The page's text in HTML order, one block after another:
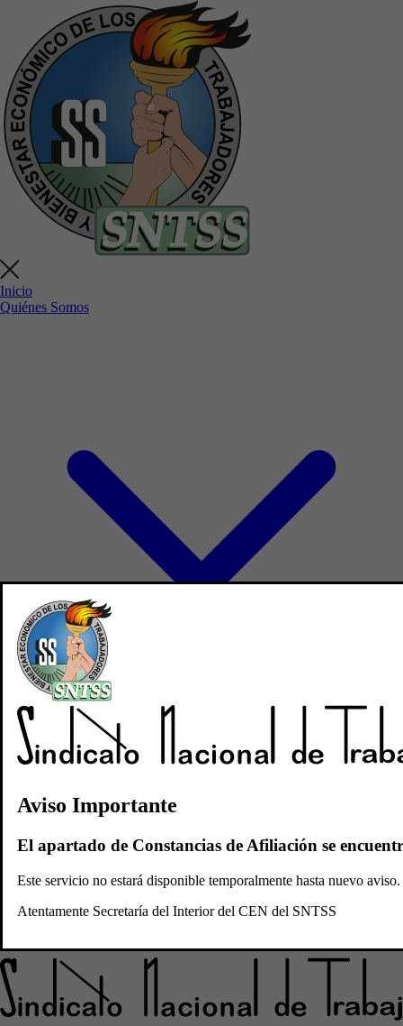
Inicio
Quiénes Somos
Directorio
Convocatorias
Sidicato Nacional de
Trabajadores del Seguro Social
Aviso Importante
El apartado de Constancias de Afiliación se
Este servicio no estará disponible temporalmente hasta nuevo
Atentamente Secretaría del Interior del CEN del SNTSS